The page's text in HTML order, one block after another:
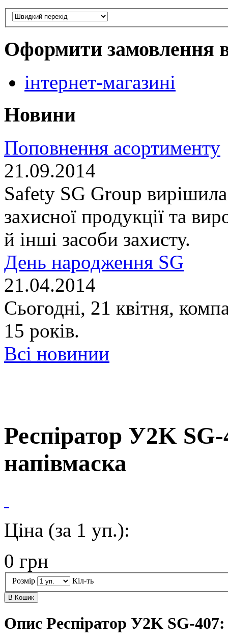
Оформити замовлення
інтернет-магазині
Новини
Поповнення асортименту
21.09.2014
Safety SG Group
захисної продукції та
й інші засоби захисту.
День народження SG
21.04.2014
Сьогодні, 21 квітня,
15 років.
Всі новинии
Респіратор У2K
напівмаска
Ціна (за 1 уп.):
0 грн
Розмір Кіл-ть
В Кошик
Опис Респіратор У2K SG-407: